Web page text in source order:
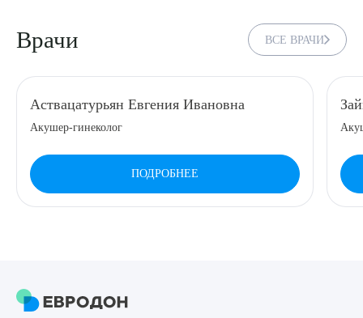
Врачи ВСЕ ВРАЧИ
Аствацатурьян Евгения Ивановна
Акушер-гинеколог
ПОДРОБНЕЕ